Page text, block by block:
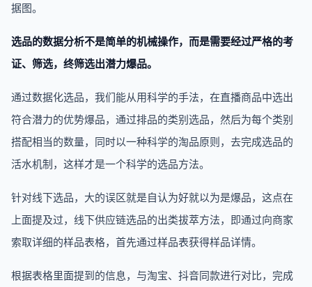
据图。
选品的数据分析不是简单的机械操作，而是需要经过严格的考
证、筛选，终筛选出潜力爆品。
通过数据化选品，我们能从用科学的手法，在直播商品中选出
符合潜力的优势爆品，通过排品的类别选品，然后为每个类别
搭配相当的数量，同时以一种科学的淘品原则，去完成选品的
活水机制，这样才是一个科学的选品方法。
针对线下选品，大的误区就是自认为好就以为是爆品，这点在
上面提及过，线下供应链选品的出类拔萃方法，即通过向商家
索取详细的样品表格，首先通过样品表获得样品详情。
根据表格里面提到的信息，与淘宝、抖音同款进行对比，完成